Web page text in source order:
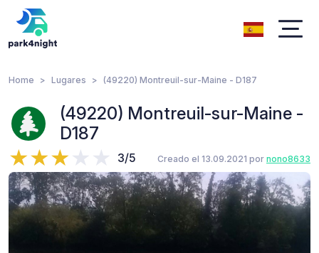
Home Lugares (49220) Montreuil-sur-Maine - D187
(49220) Montreuil-sur-Maine -
D187
3/5 Creado el 13.09.2021 por nono8633